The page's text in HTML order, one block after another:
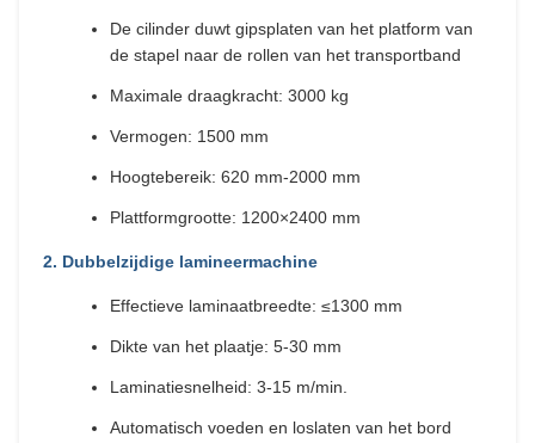
De cilinder duwt gipsplaten van het platform van
de stapel naar de rollen van het transportband
Maximale draagkracht: 3000 kg
Vermogen: 1500 mm
Hoogtebereik: 620 mm-2000 mm
Plattformgrootte: 1200×2400 mm
2. Dubbelzijdige lamineermachine
Effectieve laminaatbreedte: ≤1300 mm
Dikte van het plaatje: 5-30 mm
Laminatiesnelheid: 3-15 m/min.
Automatisch voeden en loslaten van het bord